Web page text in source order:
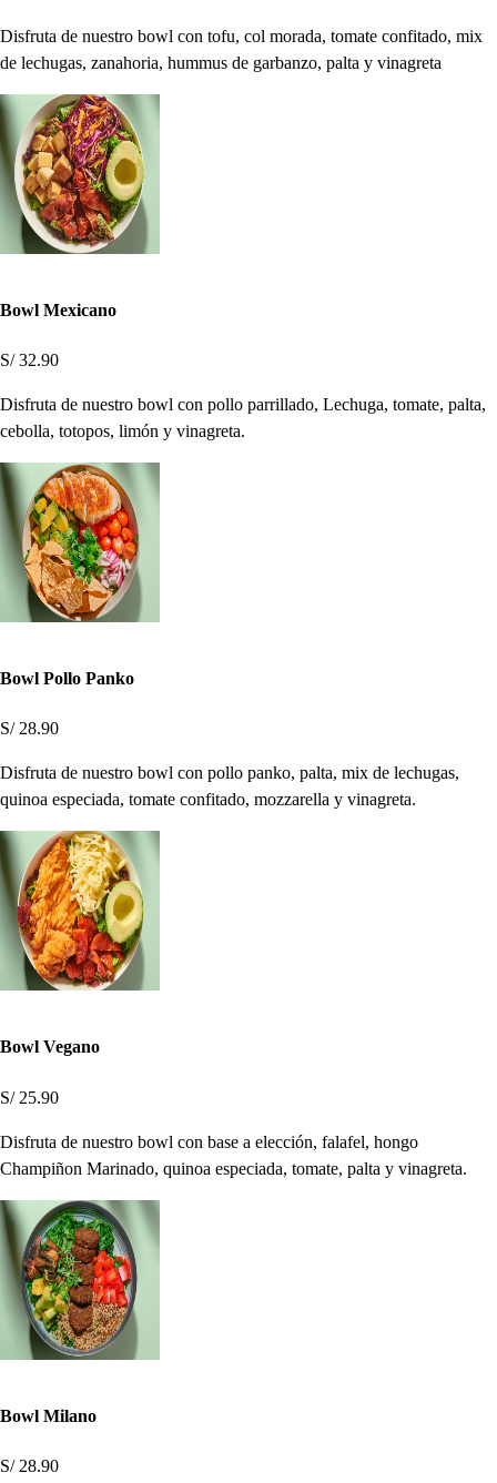
Disfruta de nuestro bowl con tofu, col morada, tomate confitado, mix
de lechugas, zanahoria, hummus de garbanzo, palta y vinagreta
Bowl Mexicano
S/ 32.90
Disfruta de nuestro bowl con pollo parrillado, Lechuga, tomate, palta,
cebolla, totopos, limón y vinagreta.
Bowl Pollo Panko
S/ 28.90
Disfruta de nuestro bowl con pollo panko, palta, mix de lechugas,
quinoa especiada, tomate confitado, mozzarella y vinagreta.
Bowl Vegano
S/ 25.90
Disfruta de nuestro bowl con base a elección, falafel, hongo
Champiñon Marinado, quinoa especiada, tomate, palta y vinagreta.
Bowl Milano
S/ 28.90